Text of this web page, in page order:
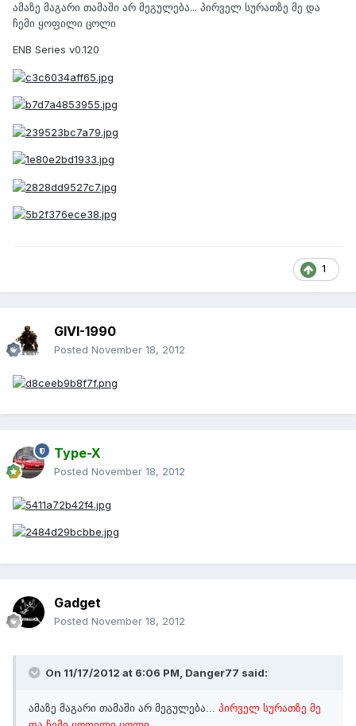
ამაზე მაგარი თამაში არ მეგულება... პირველ სურათზე მე და
ჩემი ყოფილი ცოლი
ENB Series v0.120
1
GIVI-1990
Posted November 18, 2012
Type-X
Posted November 18, 2012
Gadget
Posted November 18, 2012
On 11/17/2012 at 6:06 PM, Danger77 said:
ამაზე მაგარი თამაში არ მეგულება... პირველ სურათზე მე